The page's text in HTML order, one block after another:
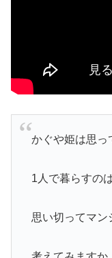
かぐや姫は思っ
1人で暮らすの
思い切ってマン